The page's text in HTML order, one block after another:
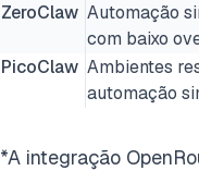
ZeroClaw Automação
com baixo
PicoClaw Ambientes
automação
*A integração